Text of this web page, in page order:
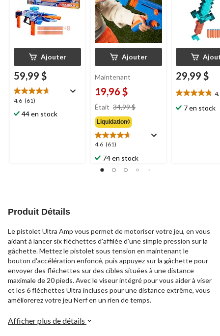
Ajouter
59,99 $
4.6 (61)
4.6
étoile(s)
sur
44 en stock
Ajouter
Maintenant
19,96 $
Était 34,99 $
Liquidation◊
4.6 (61)
4.6
étoile(s)
sur
5.
74 en stock
29,99 $
4.9
étoile(s)
7 en stock
Produit Détails
Le pistolet Ultra Amp vous permet de motoriser votre jeu, en vous
aidant à lancer six fléchettes d'affilée d'une simple pression sur la
gâchette. Mettez le pistolet sous tension en maintenant le
bouton d'accélération enfoncé, puis appuyez sur la gâchette pour
envoyer des fléchettes sur des cibles situées à une distance
maximale de 20 pieds. Avec le viseur intégré pour vous aider à viser
et les 6 fléchettes Ultra incluses pour une distance extrême, vous
améliorerez votre jeu Nerf en un rien de temps.
Afficher plus de détails